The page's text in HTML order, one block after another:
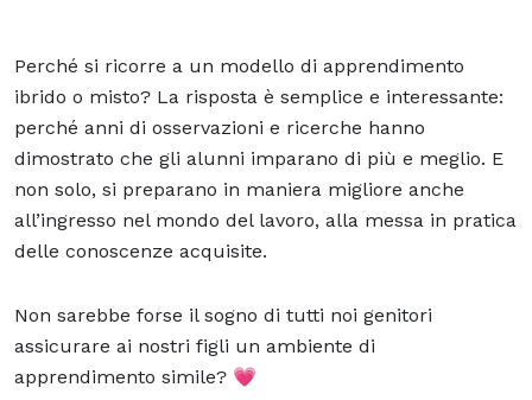
Perché si ricorre a un modello di apprendimento
ibrido o misto? La risposta è semplice e interessante:
perché anni di osservazioni e ricerche hanno
dimostrato che gli alunni imparano di più e meglio. E
non solo, si preparano in maniera migliore anche
all’ingresso nel mondo del lavoro, alla messa in pratica
delle conoscenze acquisite.
Non sarebbe forse il sogno di tutti noi genitori
assicurare ai nostri figli un ambiente di
apprendimento simile? 💗